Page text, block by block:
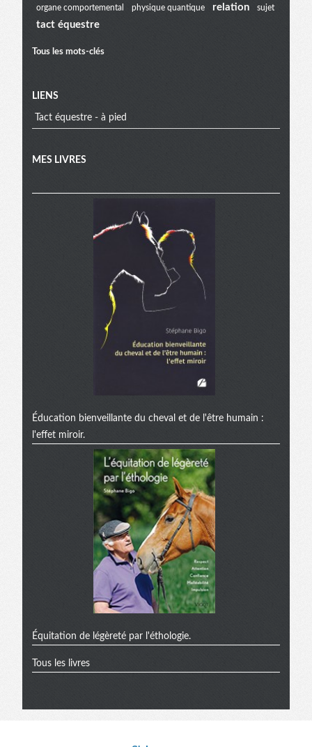
organe comportemental physique quantique relation sujet
tact équestre
Tous les mots-clés
LIENS
Tact équestre - à pied
MES LIVRES
Éducation bienveillante du cheval et de l'être humain :
l'effet miroir.
Équitation de légèreté par l'éthologie.
Tous les livres